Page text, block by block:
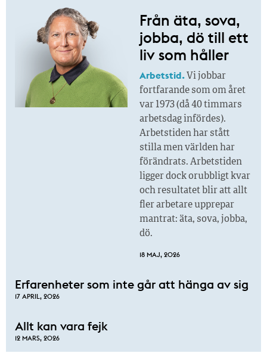
Från äta, sova,
jobba, dö till ett
liv som håller
Arbetstid. Vi jobbar
fortfarande som om året
var 1973 (då 40 timmars
arbetsdag infördes).
Arbetstiden har stått
stilla men världen har
förändrats. Arbetstiden
ligger dock orubbligt kvar
och resultatet blir att allt
fler arbetare upprepar
mantrat: äta, sova, jobba,
dö.
18 MAJ, 2026
Erfarenheter som inte går att hänga av sig
17 APRIL, 2026
Allt kan vara fejk
12 MARS, 2026